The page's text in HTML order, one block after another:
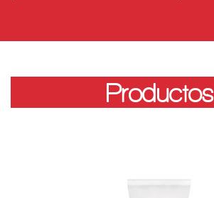
Productos